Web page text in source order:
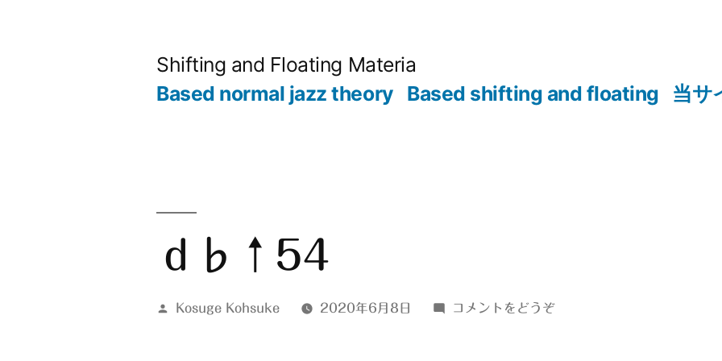
Shifting and Floating Materia
Based normal jazz theory Based shifting and floating 当サ
ｄ♭↑54
投
Kosuge Kohsuke 2020年6月8日 コメントをどうぞ(ｄ